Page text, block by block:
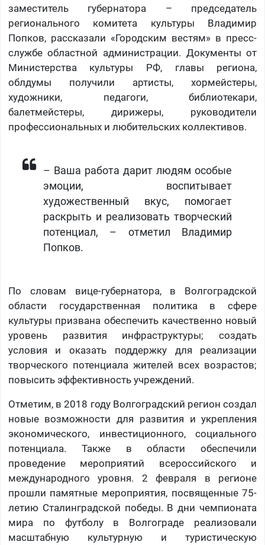
заместитель губернатора – председатель
регионального комитета культуры Владимир
Попков, рассказали «Городским вестям» в пресс-
службе областной администрации. Документы от
Министерства культуры РФ, главы региона,
облдумы получили артисты, хормейстеры,
художники, педагоги, библиотекари,
балетмейстеры, дирижеры, руководители
профессиональных и любительских коллективов.
– Ваша работа дарит людям особые
эмоции, воспитывает
художественный вкус, помогает
раскрыть и реализовать творческий
потенциал, – отметил Владимир
Попков.
По словам вице-губернатора, в Волгоградской
области государственная политика в сфере
культуры призвана обеспечить качественно новый
уровень развития инфраструктуры; создать
условия и оказать поддержку для реализации
творческого потенциала жителей всех возрастов;
повысить эффективность учреждений.
Отметим, в 2018 году Волгоградский регион создал
новые возможности для развития и укрепления
экономического, инвестиционного, социального
потенциала. Также в области обеспечили
проведение мероприятий всероссийского и
международного уровня. 2 февраля в регионе
прошли памятные мероприятия, посвященные 75-
летию Сталинградской победы. В дни чемпионата
мира по футболу в Волгограде реализовали
масштабную культурную и туристическую